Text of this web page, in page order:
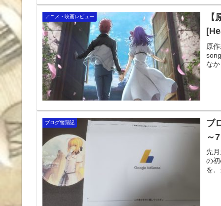
アニメ・映画レビュー
原
な
ブログ奮闘記
ブ
～
先
の
を